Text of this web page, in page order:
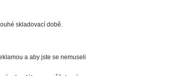
skladovací době.
a aby jste se nemuseli